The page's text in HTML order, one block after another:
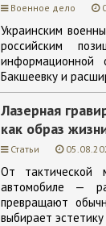
Военное дело
Украинским
российским
информационной
Бакшеевку и
Лазерная
как образ
Статьи
От тактической
автомобиле —
превращают
выбирает